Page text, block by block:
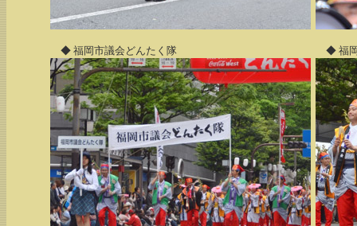
◆ 福岡市議会どんたく隊 ◆ 福岡